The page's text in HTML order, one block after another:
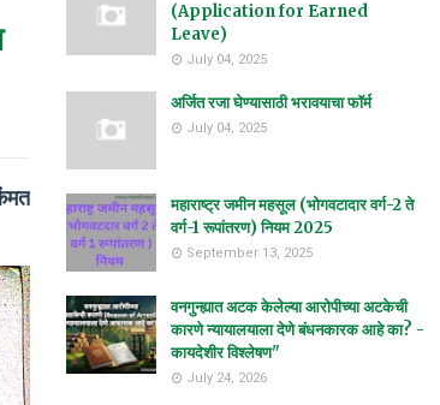
(Application for Earned
Leave)
July 04, 2025
अर्जित रजा घेण्यासाठी भरावयाचा फॉर्म
July 04, 2025
महाराष्ट्र जमीन महसूल (भोगवटादार वर्ग-2 ते
वर्ग-1 रूपांतरण) नियम 2025
September 13, 2025
वनगुन्ह्यात अटक केलेल्या आरोपीच्या अटकेची
कारणे न्यायालयाला देणे बंधनकारक आहे का? -
कायदेशीर विश्लेषण"
July 24, 2026